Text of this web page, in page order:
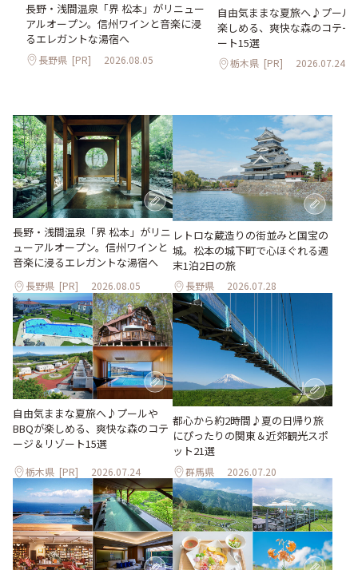
長野・浅間温泉「界 松本」がリニュー
アルオープン。信州ワインと音楽に浸
るエレガントな湯宿へ
長野県 [PR] 2026.08.05
自由気ままな夏旅へ♪プール
楽しめる、爽快な森のコテー
ート15選
栃木県 [PR] 2026.07.24
長野・浅間温泉「界 松本」がリニ
ューアルオープン。信州ワインと
音楽に浸るエレガントな湯宿へ
長野県 [PR] 2026.08.05
レトロな蔵造りの街並みと国宝の
城。松本の城下町で心ほぐれる週
末1泊2日の旅
長野県 2026.07.28
自由気ままな夏旅へ♪プールや
BBQが楽しめる、爽快な森のコテ
ージ＆リゾート15選
栃木県 [PR] 2026.07.24
都心から約2時間♪夏の日帰り旅
にぴったりの関東＆近郊観光スポ
ット21選
群馬県 2026.07.20